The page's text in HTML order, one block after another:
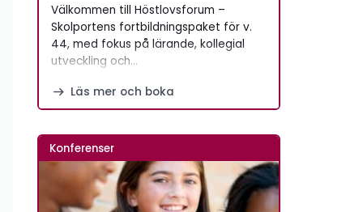
Välkommen till Höstlovsforum –
Skolportens fortbildningspaket för v.
44, med fokus på lärande, kollegial
utveckling och…
Läs mer och boka
Konferenser